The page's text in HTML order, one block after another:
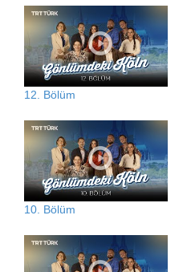
12. Bölüm
10. Bölüm